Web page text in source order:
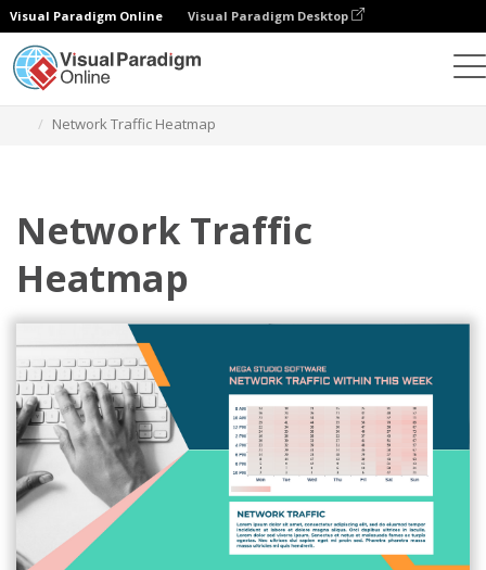
Visual Paradigm Online Visual Paradigm Desktop
Network Traffic Heatmap
Network Traffic
Heatmap